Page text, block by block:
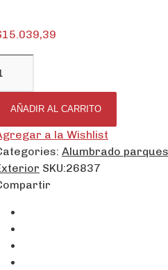
15.039,39
AÑADIR AL CARRITO
a la Wishlist
Alumbrado
SKU:26837